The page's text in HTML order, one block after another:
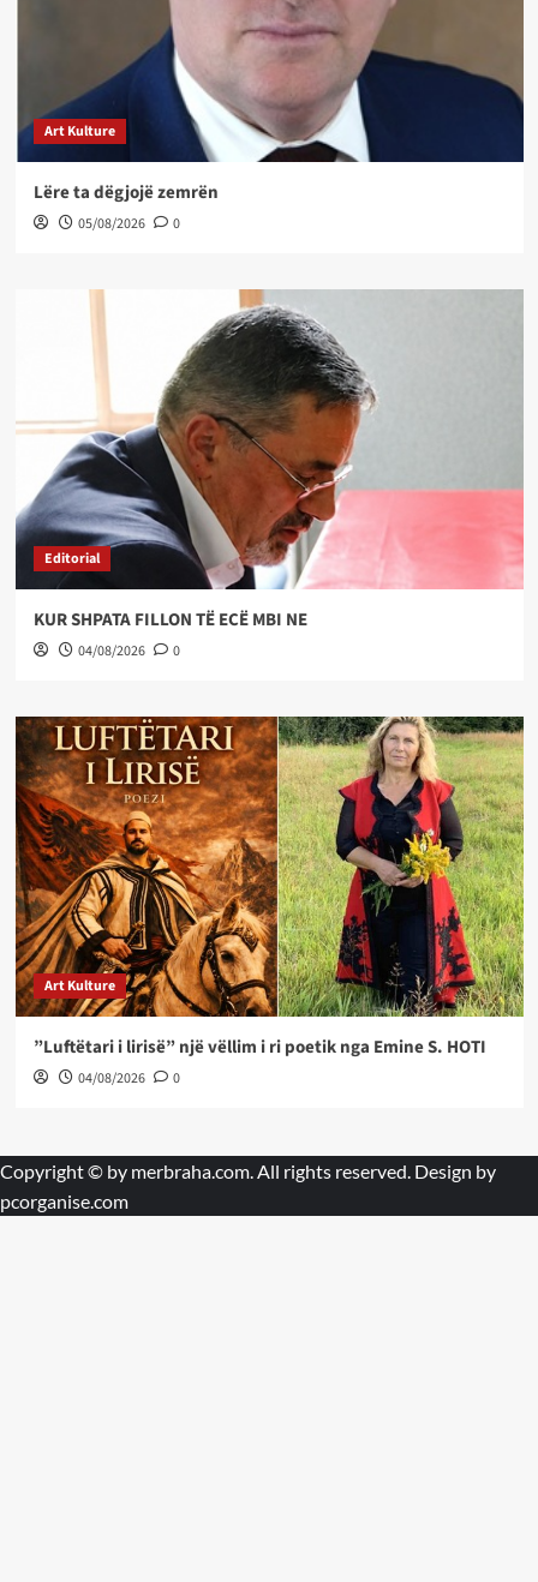
Art Kulture
Lëre ta dëgjojë zemrën
05/08/2026 0
Editorial
KUR SHPATA FILLON TË ECË MBI NE
04/08/2026 0
Art Kulture
”Luftëtari i lirisë” një vëllim i ri poetik nga Emine S. HOTI
04/08/2026 0
Copyright © by merbraha.com. All rights reserved. Design by
pcorganise.com